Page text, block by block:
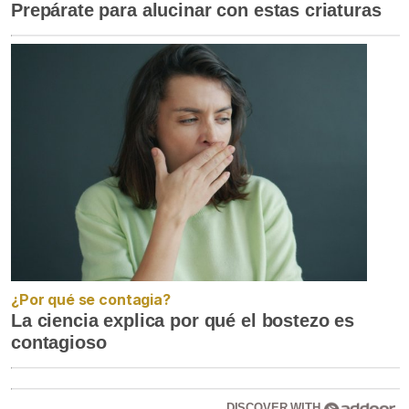
Prepárate para alucinar con estas criaturas
¿Por qué se contagia?
La ciencia explica por qué el bostezo es
contagioso